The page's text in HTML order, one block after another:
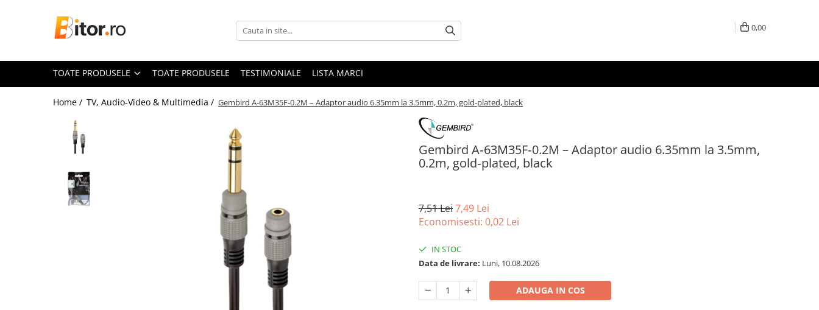
Toate Produsele
Laptop-uri Gaming
Laptop-uri Business
Sistem barebone
0,00
TOATE PRODUSELE TOATE PRODUSELE TESTIMONIALE LISTA MARCI
Home / TV, Audio-Video & Multimedia / Gembird A‑63M35F‑0.2M – Adaptor audio 6.35mm la 3.5mm, 0.2m, gold‑plated, black
Gembird A‑63M35F‑0.2M – Adaptor audio 6.35mm la 3.5mm,
0.2m, gold‑plated, black
7,51 Lei7,49 Lei
Economisesti: 0,02 Lei
IN STOC
Data de livrare: Luni, 10.08.2026
ADAUGA IN COS